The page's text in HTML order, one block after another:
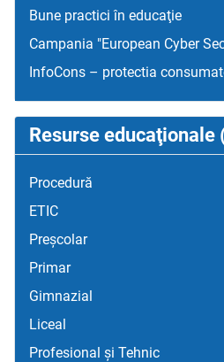
Bune practici în educaţie
Campania "European Cyber
InfoCons – protectia
Resurse educaţionale
Procedură
ETIC
Preșcolar
Primar
Gimnazial
Liceal
Profesional și Tehnic